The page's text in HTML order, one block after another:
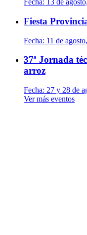
Fecha: 13 de
Fiesta
Fecha: 11 de
37ª Jornada
arroz
Fecha: 27 y 28 de
Ver más eventos